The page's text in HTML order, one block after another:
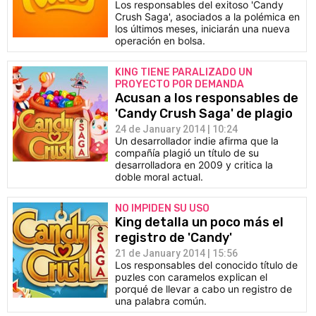
Los responsables del exitoso 'Candy
Crush Saga', asociados a la polémica en
los últimos meses, iniciarán una nueva
operación en bolsa.
KING TIENE PARALIZADO UN
PROYECTO POR DEMANDA
Acusan a los responsables de
'Candy Crush Saga' de plagio
24 de January 2014 | 10:24
Un desarrollador indie afirma que la
compañía plagió un título de su
desarrolladora en 2009 y critica la
doble moral actual.
NO IMPIDEN SU USO
King detalla un poco más el
registro de 'Candy'
21 de January 2014 | 15:56
Los responsables del conocido título de
puzles con caramelos explican el
porqué de llevar a cabo un registro de
una palabra común.